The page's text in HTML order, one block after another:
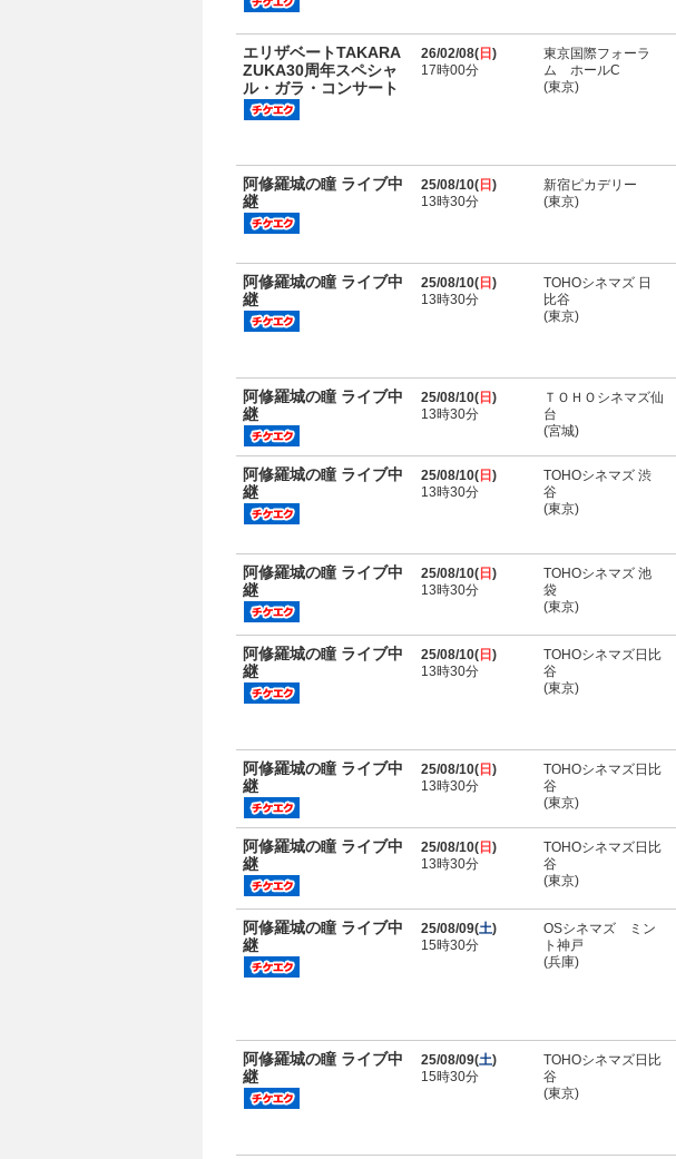
エリザベートTAKARA
ZUKA30周年スペシャ
ル・ガラ・コンサート
26/02/08( 日 )
17時00分
東京国際フォーラ
ム ホールC
(東京)
阿修羅城の瞳 ライブ中
継
25/08/10( 日 )
13時30分
新宿ピカデリー
(東京)
阿修羅城の瞳 ライブ中
継
25/08/10( 日 )
13時30分
TOHOシネマズ 日
比谷
(東京)
阿修羅城の瞳 ライブ中
継
25/08/10( 日 )
13時30分
ＴＯＨＯシネマズ仙
台
(宮城)
阿修羅城の瞳 ライブ中
継
25/08/10( 日 )
13時30分
TOHOシネマズ 渋
谷
(東京)
阿修羅城の瞳 ライブ中
継
25/08/10( 日 )
13時30分
TOHOシネマズ 池
袋
(東京)
阿修羅城の瞳 ライブ中
継
25/08/10( 日 )
13時30分
TOHOシネマズ日比
谷
(東京)
阿修羅城の瞳 ライブ中
継
25/08/10( 日 )
13時30分
TOHOシネマズ日比
谷
(東京)
阿修羅城の瞳 ライブ中
継
25/08/10( 日 )
13時30分
TOHOシネマズ日比
谷
(東京)
阿修羅城の瞳 ライブ中
継
25/08/09(土)
15時30分
OSシネマズ ミン
ト神戸
(兵庫)
阿修羅城の瞳 ライブ中
継
25/08/09(土)
15時30分
TOHOシネマズ日比
谷
(東京)